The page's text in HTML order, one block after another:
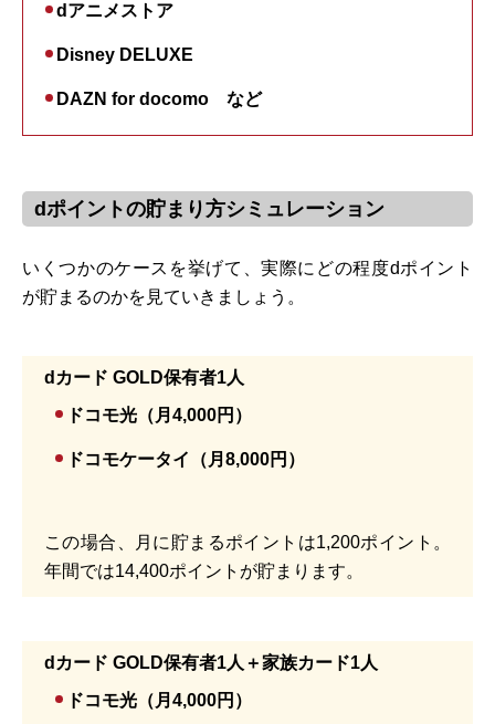
dアニメストア
Disney DELUXE
DAZN for docomo など
dポイントの貯まり方シミュレーション
いくつかのケースを挙げて、実際にどの程度dポイント
が貯まるのかを見ていきましょう。
dカード GOLD保有者1人
ドコモ光（月4,000円）
ドコモケータイ（月8,000円）
この場合、月に貯まるポイントは1,200ポイント。
年間では14,400ポイントが貯まります。
dカード GOLD保有者1人＋家族カード1人
ドコモ光（月4,000円）